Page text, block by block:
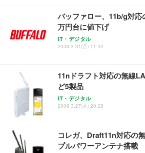
バッファロー、11b/g対
万円台に値下げ
IT・デジタル
2008.3.31(月) 11:40
11nドラフト対応の無線
ど5製品
IT・デジタル
2008.3.27(木) 20:28
コレガ、Draft11n対応の
プルパワーアンテナ搭載